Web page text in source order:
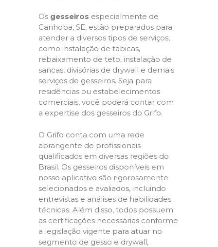
Os gesseiros especialmente de
Canhoba, SE, estão preparados para
atender a diversos tipos de serviços,
como instalação de tabicas,
rebaixamento de teto, instalação de
sancas, divisórias de drywall e demais
serviços de gesseiros. Seja para
residências ou estabelecimentos
comerciais, você poderá contar com
a expertise dos gesseiros do Grifo.
O Grifo conta com uma rede
abrangente de profissionais
qualificados em diversas regiões do
Brasil. Os gesseiros disponíveis em
nosso aplicativo são rigorosamente
selecionados e avaliados, incluindo
entrevistas e análises de habilidades
técnicas. Além disso, todos possuem
as certificações necessárias conforme
a legislação vigente para atuar no
segmento de gesso e drywall,